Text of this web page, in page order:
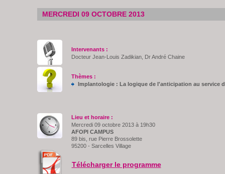
MERCREDI 09 OCTOBRE 2013
Intervenants :
Docteur Jean-Louis Zadikian, Dr André Chaine
Thèmes :
Implantologie : La logique de l'anticipation au service
Lieu et horaire :
Mercredi 09 octobre 2013 à 19h30
AFOPI CAMPUS
89 bis, rue Pierre Brossolette
95200 - Sarcelles Village
Télécharger le programme